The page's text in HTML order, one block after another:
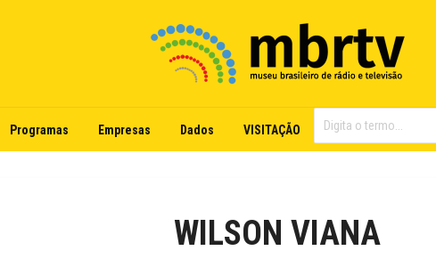
Programas Empresas Dados VISITAÇÃO
WILSON VIANA